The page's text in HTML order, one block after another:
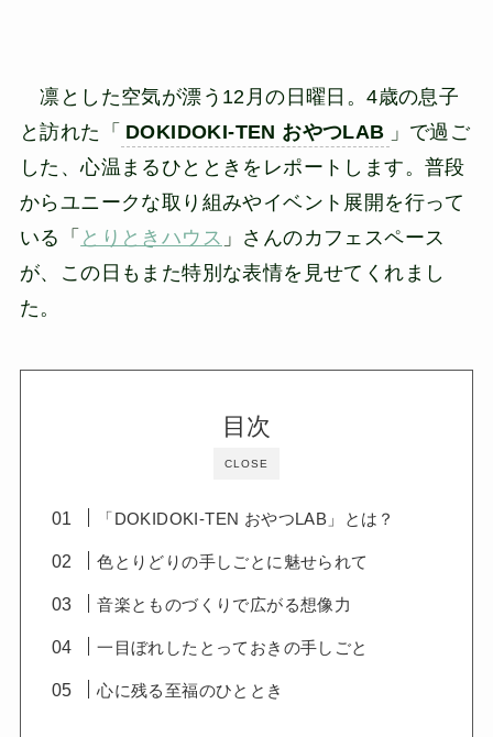
凛とした空気が漂う12月の日曜日。4歳の息子
と訪れた「 DOKIDOKI-TEN おやつLAB 」で過ご
した、心温まるひとときをレポートします。普段
からユニークな取り組みやイベント展開を行って
いる「 とりときハウス 」さんのカフェスペース
が、この日もまた特別な表情を見せてくれまし
た。
CLOSE
目次
「DOKIDOKI-TEN おやつLAB」とは？
色とりどりの手しごとに魅せられて
音楽とものづくりで広がる想像力
一目ぼれしたとっておきの手しごと
心に残る至福のひととき